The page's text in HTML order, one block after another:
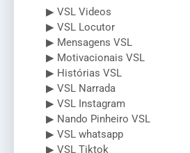
▶ VSL Videos
▶ VSL Locutor
▶ Mensagens VSL
▶ Motivacionais VSL
▶ Histórias VSL
▶ VSL Narrada
▶ VSL Instagram
▶ Nando Pinheiro VSL
▶ VSL whatsapp
▶ VSL Tiktok